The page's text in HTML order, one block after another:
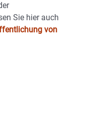
Sie hier auch
von